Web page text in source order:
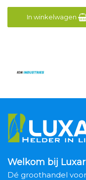
In winkelwagen
Welkom bij Luxar
Dé groothandel